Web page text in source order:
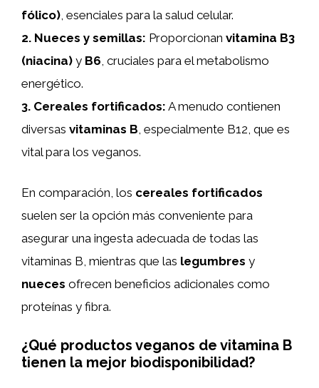
fólico) , esenciales para la salud celular.
2. Nueces y semillas: Proporcionan vitamina B3
(niacina) y B6 , cruciales para el metabolismo
energético.
3. Cereales fortificados: A menudo contienen
diversas vitaminas B , especialmente B12, que es
vital para los veganos.
En comparación, los cereales fortificados
suelen ser la opción más conveniente para
asegurar una ingesta adecuada de todas las
vitaminas B, mientras que las legumbres y
nueces ofrecen beneficios adicionales como
proteínas y fibra.
¿Qué productos veganos de vitamina B
tienen la mejor biodisponibilidad?